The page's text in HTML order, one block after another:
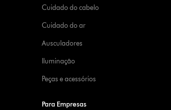
Cuidado do cabelo
Cuidado do ar
Ausculadores
Iluminação
Peças e acessórios
Para Empresas